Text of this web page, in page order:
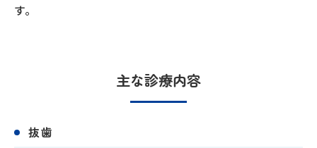
す。
主な診療内容
抜歯